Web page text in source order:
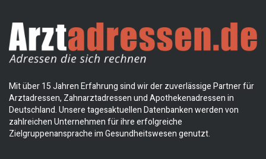
Mit über 15 Jahren Erfahrung sind wir der zuverlässige Partner für
Arztadressen, Zahnarztadressen und Apothekenadressen in
Deutschland. Unsere tagesaktuellen Datenbanken werden von
zahlreichen Unternehmen für ihre erfolgreiche
Zielgruppenansprache im Gesundheitswesen genutzt.